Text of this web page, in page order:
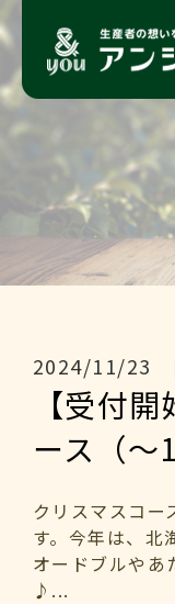
2024/11/23
【受付
ース（～
クリスマスコー
す。今年は、北
オードブルやあ
♪...